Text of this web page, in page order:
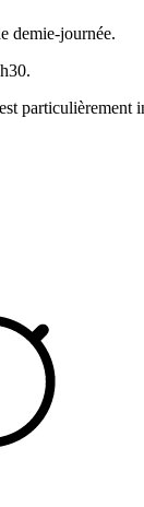
demie-journée.
particulièrement